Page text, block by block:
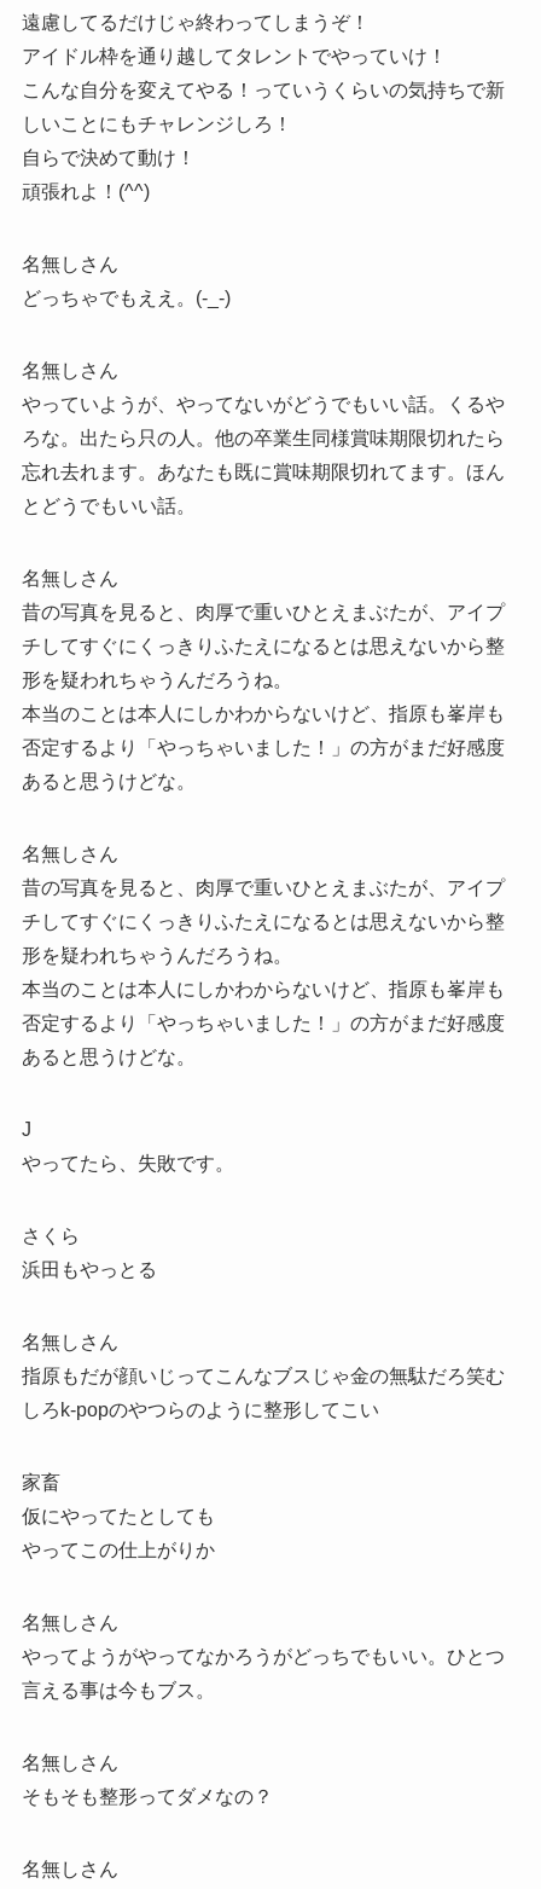
遠慮してるだけじゃ終わってしまうぞ！
アイドル枠を通り越してタレントでやっていけ！
こんな自分を変えてやる！っていうくらいの気持ちで新
しいことにもチャレンジしろ！
自らで決めて動け！
頑張れよ！(^^)
名無しさん
どっちゃでもええ。(-_-)
名無しさん
やっていようが、やってないがどうでもいい話。くるや
ろな。出たら只の人。他の卒業生同様賞味期限切れたら
忘れ去れます。あなたも既に賞味期限切れてます。ほん
とどうでもいい話。
名無しさん
昔の写真を見ると、肉厚で重いひとえまぶたが、アイプ
チしてすぐにくっきりふたえになるとは思えないから整
形を疑われちゃうんだろうね。
本当のことは本人にしかわからないけど、指原も峯岸も
否定するより「やっちゃいました！」の方がまだ好感度
あると思うけどな。
名無しさん
昔の写真を見ると、肉厚で重いひとえまぶたが、アイプ
チしてすぐにくっきりふたえになるとは思えないから整
形を疑われちゃうんだろうね。
本当のことは本人にしかわからないけど、指原も峯岸も
否定するより「やっちゃいました！」の方がまだ好感度
あると思うけどな。
J
やってたら、失敗です。
さくら
浜田もやっとる
名無しさん
指原もだが顔いじってこんなブスじゃ金の無駄だろ笑む
しろk-popのやつらのように整形してこい
家畜
仮にやってたとしても
やってこの仕上がりか
名無しさん
やってようがやってなかろうがどっちでもいい。ひとつ
言える事は今もブス。
名無しさん
そもそも整形ってダメなの？
名無しさん